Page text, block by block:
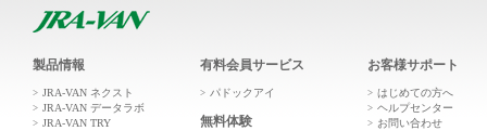
製品情報
JRA-VAN ネクスト
JRA-VAN データラボ
JRA-VAN TRY
有料会員サービス
パドックアイ
無料体験
お客様サポート
はじめての方へ
ヘルプセンター
お問い合わせ